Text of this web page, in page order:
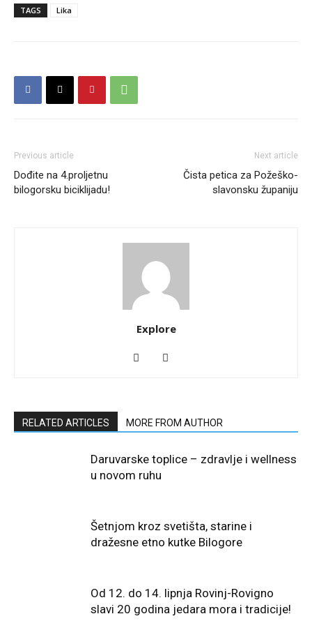
TAGS Lika
Previous article
Dođite na 4.proljetnu
bilogorsku biciklijadu!
Next article
Čista petica za Požeško-
slavonsku županiju
Explore
RELATED ARTICLES MORE FROM AUTHOR
Daruvarske toplice – zdravlje i wellness
u novom ruhu
Šetnjom kroz svetišta, starine i
dražesne etno kutke Bilogore
Od 12. do 14. lipnja Rovinj-Rovigno
slavi 20 godina jedara mora i tradicije!